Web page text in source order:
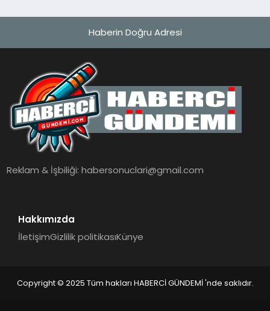
Haberin Doğru Adresi
Reklam & İşbiliği:habersonuclari@gmail.com
Hakkımızda
İletişimGizlilik politikasıKünye
Copyright © 2025 Tüm hakları HABERCİ GÜNDEMİ 'nde saklıdır.